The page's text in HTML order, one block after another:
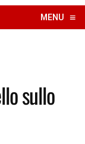
MENU ≡
☰
sullo